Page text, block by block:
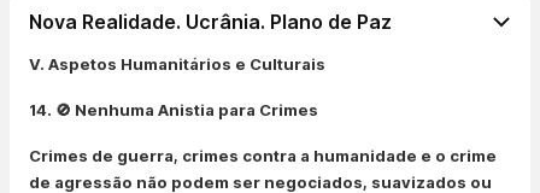
Nova Realidade. Ucrânia. Plano de Paz
V. Aspetos Humanitários e Culturais
14. 🚫 Nenhuma Anistia para Crimes
Crimes de guerra, crimes contra a humanidade e o crime
de agressão não podem ser negociados, suavizados ou